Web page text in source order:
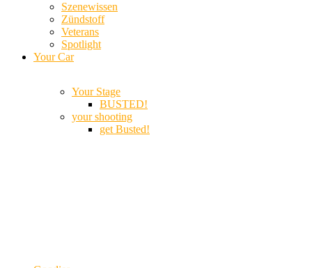
Szenewissen
Zündstoff
Veterans
Spotlight
Your Car
Your Stage
BUSTED!
your shooting
get Busted!